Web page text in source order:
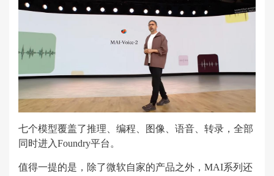
七个模型覆盖了推理、编程、图像、语音、转录，全部
同时进入Foundry平台。
值得一提的是，除了微软自家的产品之外，MAI系列还